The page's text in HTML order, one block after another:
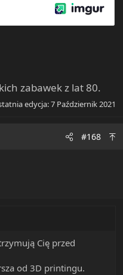
zabawek z lat 80.
edycja:7 Październik 2021
#168
Cię przed
od 3D printingu.